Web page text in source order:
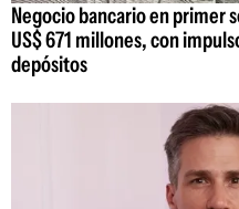
Negocio bancario en primer
US$ 671 millones, con
depósitos